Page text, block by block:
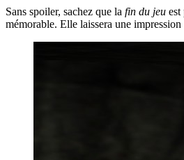
Sans spoiler, sachez que la fin du jeu est
mémorable. Elle laissera une impression